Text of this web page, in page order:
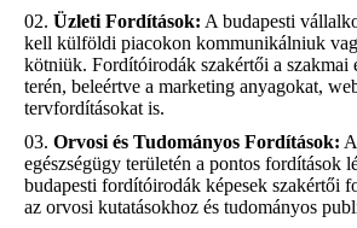
Üzleti Fordítások: A budapesti
kell külföldi piacokon kommunikálniuk
kötniük. Fordítóirodák szakértői a szakmai
terén, beleértve a marketing anyagokat,
tervfordításokat is.
Orvosi és Tudományos Fordítások:
egészségügy területén a pontos fordítások
budapesti fordítóirodák képesek szakértői
az orvosi kutatásokhoz és tudományos